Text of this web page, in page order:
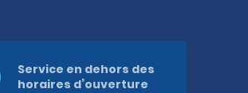
Service en dehors des
horaires d’ouverture